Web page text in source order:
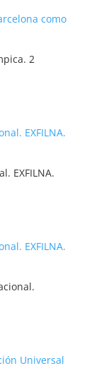
2
EXFILNA.